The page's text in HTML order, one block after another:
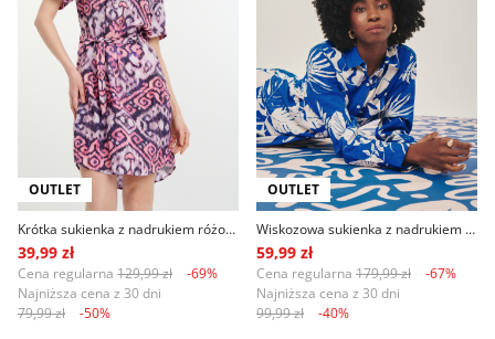
OUTLET
Krótka sukienka z nadrukiem różowo-czarna
39,99 zł
Cena regularna 129,99 zł
-69%
Najniższa cena z 30 dni
79,99 zł
-50%
OUTLET
Wiskozowa sukienka z nadrukiem tropic kobalt
59,99 zł
Cena regularna 179,99 zł
-67%
Najniższa cena z 30 dni
99,99 zł
-40%